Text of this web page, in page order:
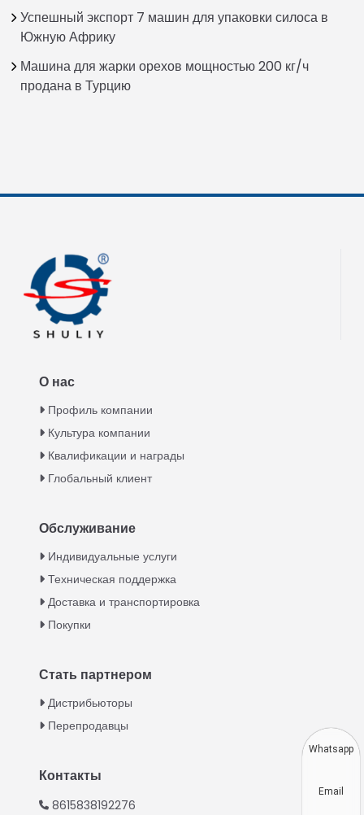
Успешный экспорт 7 машин для упаковки силоса в
Южную Африку
Машина для жарки орехов мощностью 200 кг/ч
продана в Турцию
О нас
Профиль компании
Культура компании
Квалификации и награды
Глобальный клиент
Обслуживание
Индивидуальные услуги
Техническая поддержка
Доставка и транспортировка
Покупки
Стать партнером
Дистрибьюторы
Перепродавцы
Контакты
8615838192276
Swahili
Urdu
Greek
Italian
Whatsapp
Email